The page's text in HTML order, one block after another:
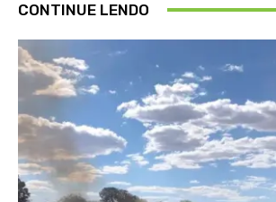
CONTINUE LENDO